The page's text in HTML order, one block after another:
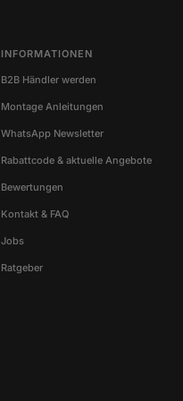
INFORMATIONEN
B2B Händler werden
Montage Anleitungen
WhatsApp Newsletter
Rabattcode & aktuelle Angebote
Bewertungen
Kontakt & FAQ
Jobs
Ratgeber